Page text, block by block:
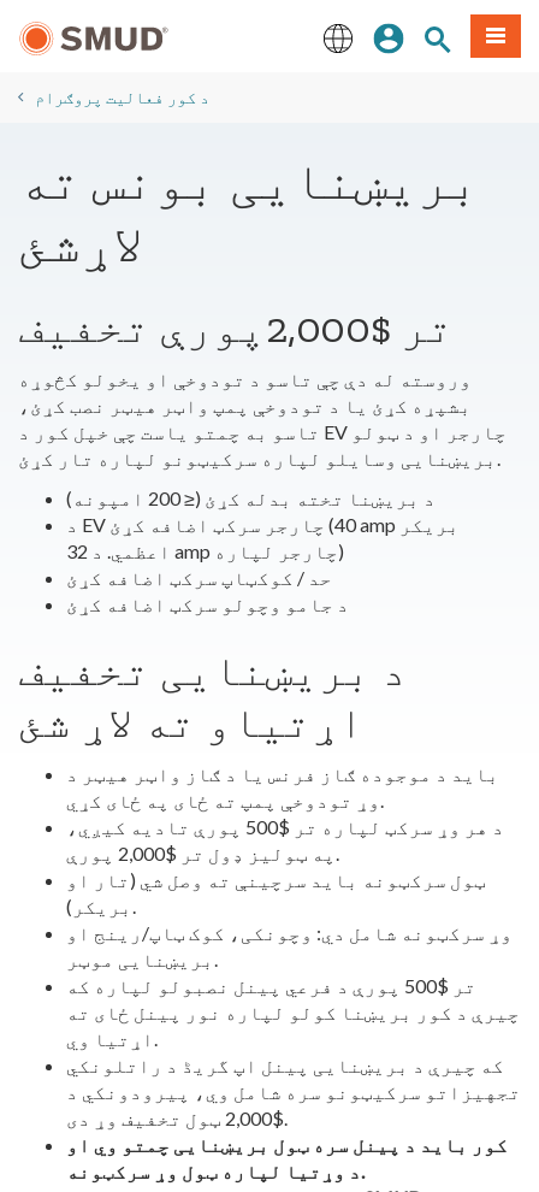
منځپانګې
لاړ
ننوزئ
سایټ لټون
مینو
​د کور فعالیت پروګرام
بریښنایی بونس ته
تر $2,000پورې تخفیف
وروسته له دې چې تاسو د تودوخې او یخولو کڅوړه
بشپړه کړئ یا د تودوخې پمپ واټر هیټر نصب کړئ،
تاسو به چمتو یاست چې خپل کور د EV چارجر او د ټولو
بریښنایی وسایلو لپاره سرکیټونو لپاره تار کړئ.
د بریښنا تخته بدله کړئ (≤ 200 امپونه)
د EV چارجر سرکټ اضافه کړئ (40 amp بریکر
اعظمي. د 32 amp چارجر لپاره)
حد / کوکټاپ سرکټ اضافه کړئ
د جامو وچولو سرکټ اضافه کړئ
د بریښنایی تخفیف
اړتیاو ته لاړ شئ
باید د موجوده ګاز فرنس یا د ګاز واټر هیټر د
وړ تودوخې پمپ ته ځای په ځای کړي.
د هر وړ سرکټ لپاره تر $500 پورې تادیه کیږي،
په ټولیز ډول تر $2,000 پورې.
ټول سرکټونه باید سرچینې ته وصل شي (تار او
بریکر).
وړ سرکټونه شامل دي: وچونکی، کوک ټاپ/رینج او
بریښنایی موټر.
تر $500 پورې د فرعي پینل نصبولو لپاره که
چیرې د کور بریښنا کولو لپاره نور پینل ځای ته
اړتیا وي.
که چیرې د بریښنایی پینل اپ گریڈ د راتلونکي
تجهیزاتو سرکیټونو سره شامل وي، پیرودونکي د
$2,000 ټول تخفیف وړ دی.
کور باید د پینل سره ټول بریښنایی چمتو وي او
د وړتیا لپاره ټول وړ سرکټونه.